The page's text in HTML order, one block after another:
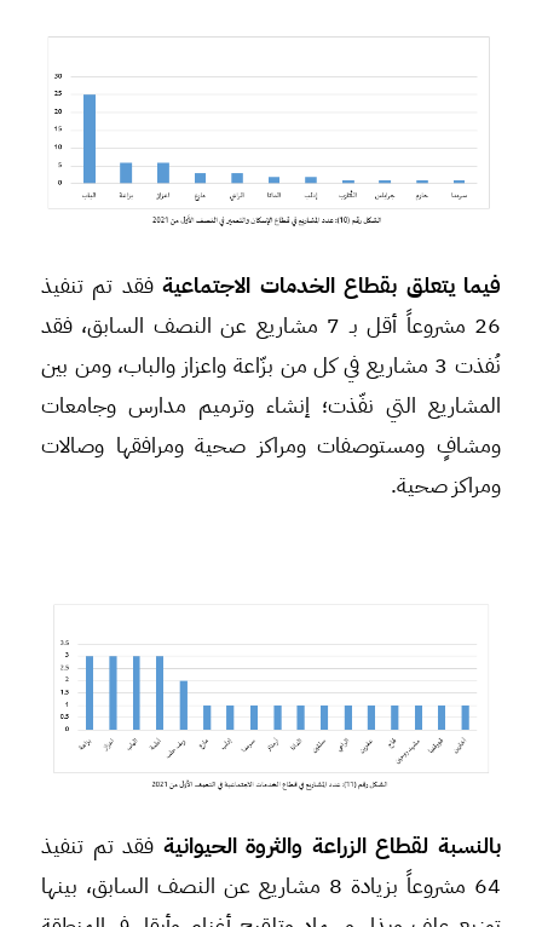
فيما يتعلق بقطاع الخدمات الاجتماعيةفقد تم تنفيذ
26 مشروعاً أقل بـ 7 مشاريع عن النصف السابق، فقد
نُفذت 3 مشاريع في كل من بزّاعة واعزاز والباب، ومن بين
المشاريع التي نفّذت؛ إنشاء وترميم مدارس وجامعات
ومشافٍ ومستوصفات ومراكز صحية ومرافقها وصالات
ومراكز صحية.
بالنسبة لقطاع الزراعة والثروة الحيوانية فقد تم تنفيذ
64 مشروعاً بزيادة 8 مشاريع عن النصف السابق، بينها